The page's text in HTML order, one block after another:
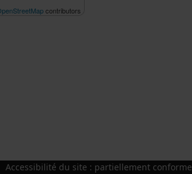
contributors
Accessibilité du site : partiellement conforme